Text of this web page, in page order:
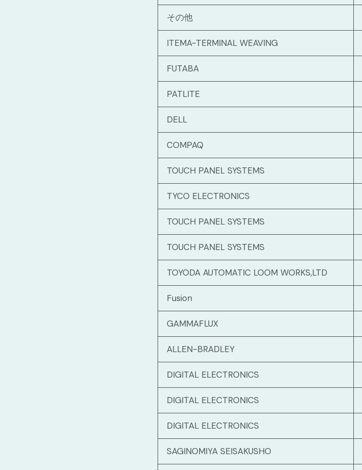
その他
ITEMA-TERMINAL WEAVING
FUTABA
PATLITE
DELL
COMPAQ
TOUCH PANEL SYSTEMS
TYCO ELECTRONICS
TOUCH PANEL SYSTEMS
TOUCH PANEL SYSTEMS
TOYODA AUTOMATIC LOOM WORKS,LTD
Fusion
GAMMAFLUX
ALLEN-BRADLEY
DIGITAL ELECTRONICS
DIGITAL ELECTRONICS
DIGITAL ELECTRONICS
SAGINOMIYA SEISAKUSHO